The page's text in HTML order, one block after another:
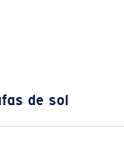
de sol